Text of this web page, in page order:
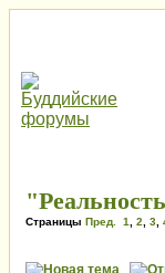
Страницы Пред. 1 2 3